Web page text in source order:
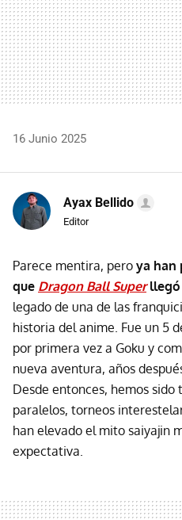
16 Junio 2025
Ayax Bellido
Editor
Parece mentira, pero ya han
que Dragon Ball Superllegó
legado de una de las
historia del anime. Fue un 5
por primera vez a Goku y
nueva aventura, años
Desde entonces, hemos sido
paralelos, torneos
han elevado el mito saiyajin
expectativa.